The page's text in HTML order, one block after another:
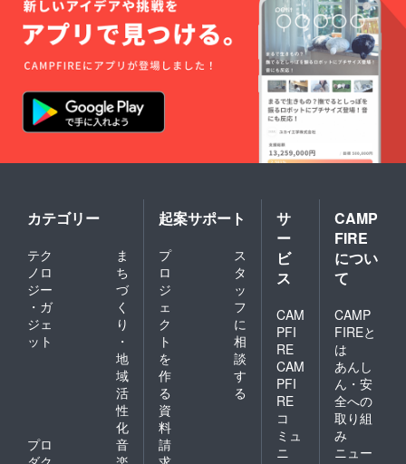
カテゴリー
テク
ノロ
ジー
・ガ
ジェ
ット
ま
ち
づ
く
り
・
地
域
活
性
化
プロ
音
起案サポート
プ
ロ
ジ
ェ
ク
ト
を
作
る
ス
タ
ッ
フ
に
相
談
す
る
資
料
請
サ
ー
ビ
ス
CAM
PFI
RE
CAM
PFI
RE
コ
ミュ
ニ
CAMP
FIRE
につい
て
CAMP
FIREと
は
あんし
ん・安
全への
取り組
み
ニュー